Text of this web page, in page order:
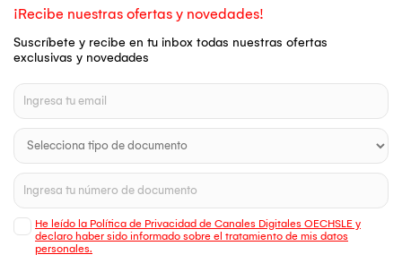
¡Recibe nuestras ofertas y novedades!
Suscríbete y recibe en tu inbox todas nuestras ofertas
exclusivas y novedades
He leído la Política de Privacidad de Canales Digitales OECHSLE y
declaro haber sido informado sobre el tratamiento de mis datos
personales.